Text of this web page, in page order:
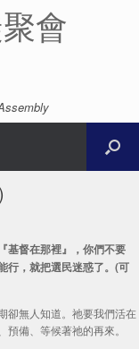
會
基督在那裡』，你們不要
行，就把選民迷惑了。(可
卻無人知道。祂要我們活在
備、等候著祂的再來。